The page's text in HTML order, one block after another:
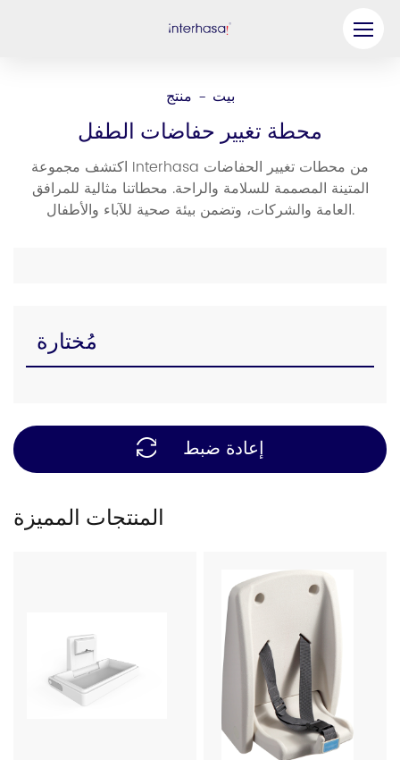
بيت - منتج
محطة تغيير حفاضات الطفل
اكتشف مجموعة Interhasa من محطات تغيير الحفاضات
المتينة المصممة للسلامة والراحة. محطاتنا مثالية للمرافق
العامة والشركات، وتضمن بيئة صحية للآباء والأطفال.
مُختارة
إعادة ضبط
المنتجات المميزة
كن شريكنا
حل